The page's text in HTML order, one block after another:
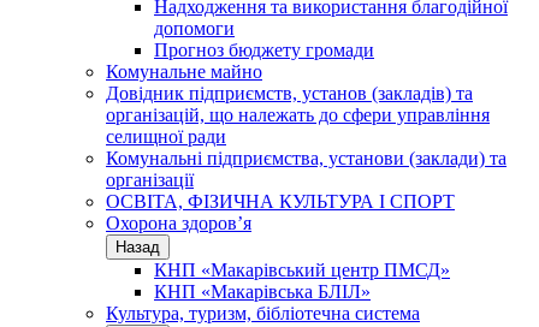
Надходження та використання благодійної
допомоги
Прогноз бюджету громади
Комунальне майно
Довідник підприємств, установ (закладів) та
організацій, що належать до сфери управління
селищної ради
Комунальні підприємства, установи (заклади) та
організації
ОСВІТА, ФІЗИЧНА КУЛЬТУРА І СПОРТ
Охорона здоров’я
Назад
КНП «Макарівський центр ПМСД»
КНП «Макарівська БЛІЛ»
Культура, туризм, бібліотечна система